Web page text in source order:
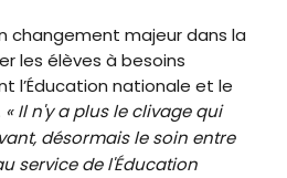
changement majeur dans la
les élèves à besoins
l’Éducation nationale et le
« Il n'y a plus le clivage qui
désormais le soin entre
service de l'Éducation